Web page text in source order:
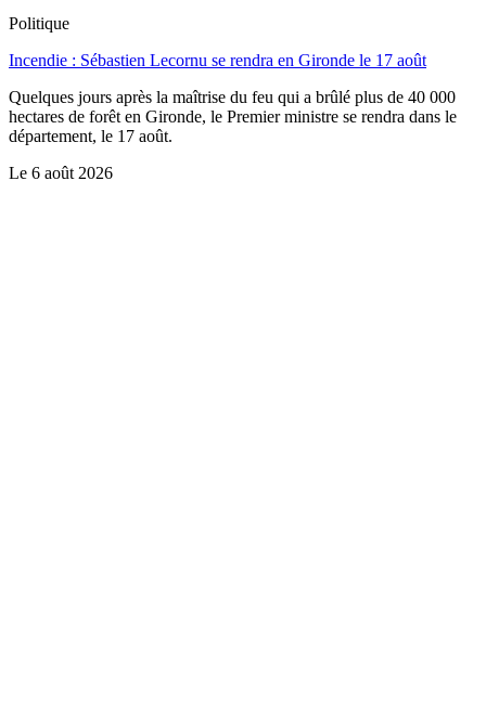
Politique
Incendie : Sébastien Lecornu se rendra en Gironde le 17 août
Quelques jours après la maîtrise du feu qui a brûlé plus de 40 000
hectares de forêt en Gironde, le Premier ministre se rendra dans le
département, le 17 août.
Le 6 août 2026